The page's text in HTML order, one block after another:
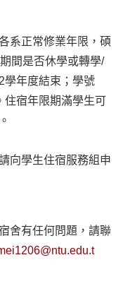
系正常修業年限，碩
間是否休學或轉學/
學年度結束；學號
住宿年限期滿學生可
向學生住宿服務組申
舍有任何問題，請聯